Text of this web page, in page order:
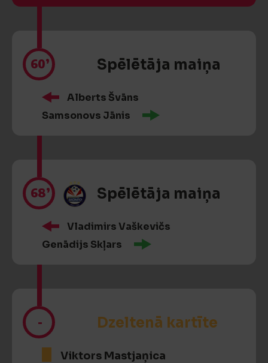
60’ Spēlētāja maiņa
Alberts Švāns
Samsonovs Jānis
68’ Spēlētāja maiņa
Vladimirs Vaškevičs
Genādijs Skļars
- Dzeltenā kartīte
Viktors Mastjaņica